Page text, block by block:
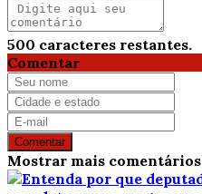
500 caracteres restantes.
Comentar
Comentar
Mostrar mais comentários